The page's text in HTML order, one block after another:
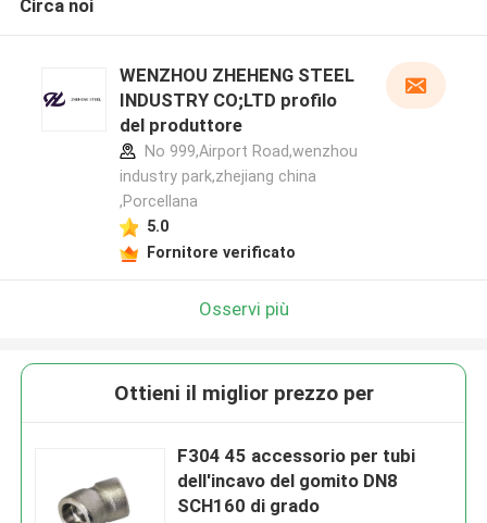
Circa noi
WENZHOU ZHEHENG STEEL
INDUSTRY CO;LTD profilo
del produttore
No 999,Airport Road,wenzhou
industry park,zhejiang china
,Porcellana
5.0
Fornitore verificato
Osservi più
Ottieni il miglior prezzo per
F304 45 accessorio per tubi
dell'incavo del gomito DN8
SCH160 di grado